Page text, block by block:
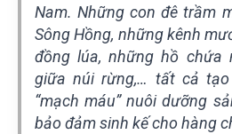
Nam. Những con đê trầm
Sông Hồng, những kênh
đồng lúa, những hồ chứa
giữa núi rừng,… tất cả
“mạch máu” nuôi dưỡng
bảo đảm sinh kế cho hàng